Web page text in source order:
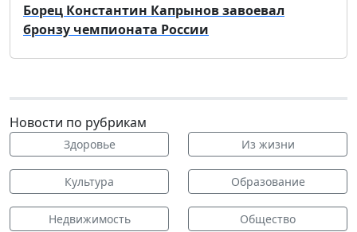
Борец Константин Капрынов завоевал
бронзу чемпионата России
Новости по рубрикам
Здоровье Из жизни
Культура Образование
Недвижимость Общество